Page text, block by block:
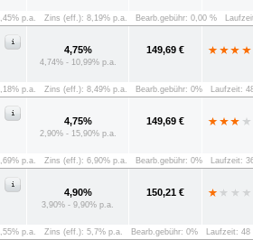
p.a. Zins (eff.): 8,19% p.a. Bearb.gebühr: 0,00 %
4,75%
4,74% - 10,99% p.a.
149,69 €
p.a. Zins (eff.): 8,49% p.a. Bearb.gebühr: 0% Laufzeit:
4,75%
2,90% - 15,90% p.a.
149,69 €
p.a. Zins (eff.): 6,90% p.a. Bearb.gebühr: 0% Laufzeit:
4,90%
3,90% - 9,90% p.a.
150,21 €
p.a. Zins (eff.): 5,7% p.a. Bearb.gebühr: 0% Laufzeit: 48